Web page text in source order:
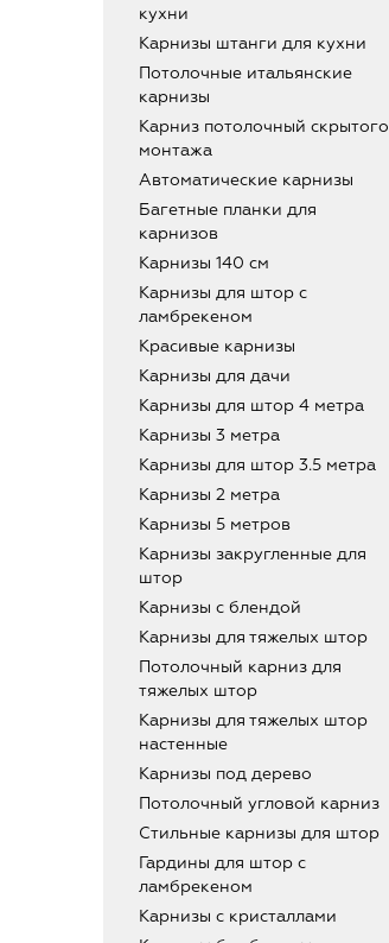
кухни
Карнизы штанги для кухни
Потолочные итальянские
карнизы
Карниз потолочный скрытого
монтажа
Автоматические карнизы
Багетные планки для
карнизов
Карнизы 140 см
Карнизы для штор с
ламбрекеном
Красивые карнизы
Карнизы для дачи
Карнизы для штор 4 метра
Карнизы 3 метра
Карнизы для штор 3.5 метра
Карнизы 2 метра
Карнизы 5 метров
Карнизы закругленные для
штор
Карнизы с блендой
Карнизы для тяжелых штор
Потолочный карниз для
тяжелых штор
Карнизы для тяжелых штор
настенные
Карнизы под дерево
Потолочный угловой карниз
Стильные карнизы для штор
Гардины для штор с
ламбрекеном
Карнизы с кристаллами